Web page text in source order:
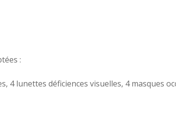
:
4 lunettes déficiences visuelles, 4 masques